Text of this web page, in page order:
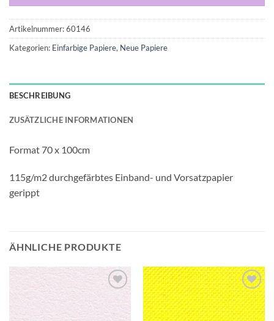
Artikelnummer:60146
Kategorien: Einfarbige Papiere, Neue Papiere
BESCHREIBUNG
ZUSÄTZLICHE INFORMATIONEN
Format 70 x 100cm
115g/m2 durchgefärbtes Einband- und Vorsatzpapier
gerippt
ÄHNLICHE PRODUKTE
Auf die
Wunschliste